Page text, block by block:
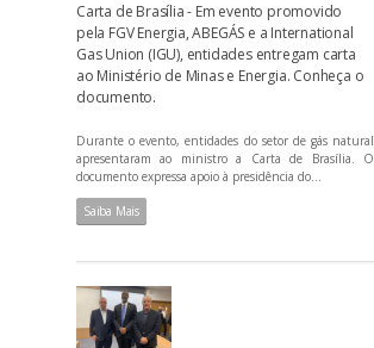
Carta de Brasília - Em evento promovido
pela FGV Energia, ABEGÁS e a International
Gas Union (IGU), entidades entregam carta
ao Ministério de Minas e Energia. Conheça o
documento.
Durante o evento, entidades do setor de gás natural
apresentaram ao ministro a Carta de Brasília. O
documento expressa apoio à presidência do...
Saiba Mais